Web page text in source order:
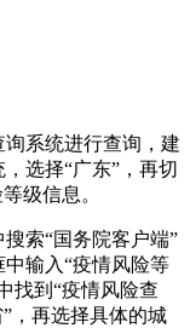
系统进行查询，建
选择“广东”，再切
级信息。
索“国务院客户端”
输入“疫情风险等
找到“疫情风险查
，再选择具体的城